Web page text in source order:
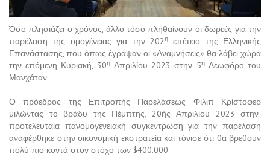
Όσο πλησιάζει ο χρόνος, άλλο τόσο πληθαίνουν οι δωρεές για την
παρέλαση της ομογένειας για την 202ηεπέτειο της Ελληνικής
Επανάστασης, που όπως έγραψαν οι «Αναμνήσεις» θα λάβει χώρα
την επόμενη Κυριακή, 30ηΑπριλίου 2023 στην 5ηΛεωφόρο του
Μανχάταν.
Ο πρόεδρος της Επιτροπής Παρελάσεως Φίλιπ Κρίστοφερ
μιλώντας το βράδυ της Πέμπτης, 20ής Απριλίου 2023 στην
προτελευταία πανομογενειακή συγκέντρωση για την παρέλαση
αναφέρθηκε στην οικονομική εκστρατεία και τόνισε ότι θα βρεθούν
πολύ πιο κοντά στον στόχο των $400.000.